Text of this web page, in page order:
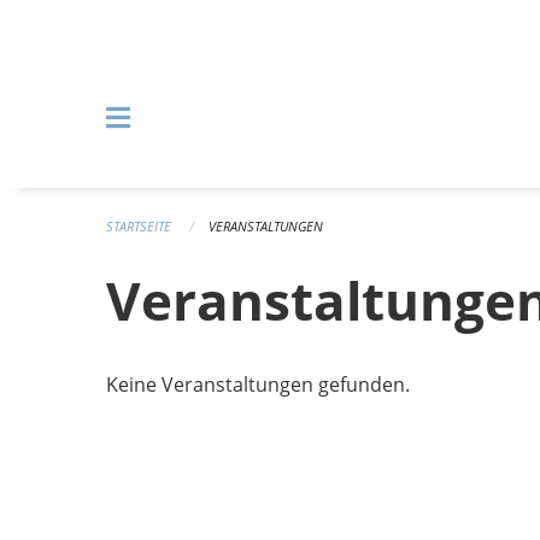
STARTSEITE VERANSTALTUNGEN
Keine Veranstaltungen gefunden.